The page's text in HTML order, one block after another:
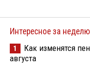
Интересное за неделю
1
Как изменятся
августа